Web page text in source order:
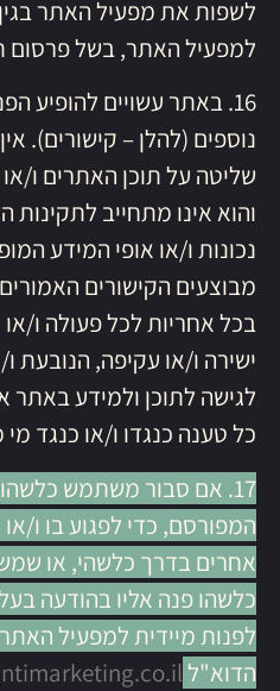
לשפות את מפעיל האתר
למפעיל האתר, בשל פרסום
16. באתר עשויים להופיע
נוספים (להלן – קישורים).
שליטה על תוכן האתרים ו/
והוא אינו מתחייב לתקינות
נכונות ו/או אופי המידע
מבוצעים הקישורים
בכל אחריות לכל פעולה ו/
ישירה ו/או עקיפה, הנובעת
לגישה לתוכן ולמידע
כל טענה כנגדו ו/או כנגד
17. אם סבור משתמש
המפורסם, כדי לפגוע בו ו/
אחרים בדרך כלשהי, או
כלשהו פנה אליו בהודעה
לפנות מיידית למפעיל
הדוא"ל